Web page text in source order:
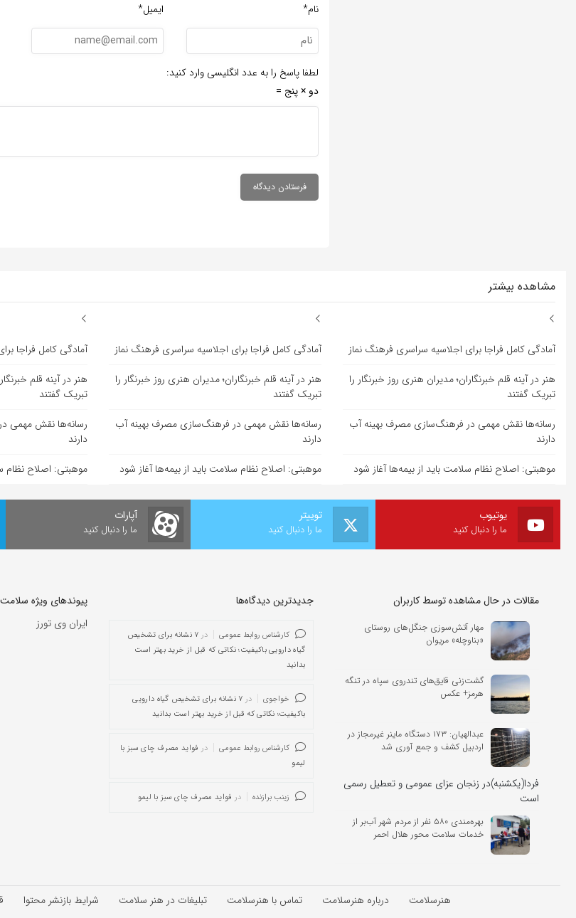
نام* ایمیل*
لطفا پاسخ را به عدد انگلیسی وارد کنید:
دو × پنج =
مشاهده بیشتر
آمادگی کامل فراجا برای اجلاسیه سراسری فرهنگ نماز
هنر در آینه قلم خبرنگاران؛ مدیران هنری روز خبرنگار را
تبریک گفتند
رسانه‌ها نقش مهمی در فرهنگ‌سازی مصرف بهینه آب
دارند
موهبتی: اصلاح نظام سلامت باید از بیمه‌ها آغاز شود
آمادگی کامل فراجا برای اجلاسیه سراسری فرهنگ نماز
هنر در آینه قلم خبرنگاران؛ مدیران هنری روز خبرنگار را
تبریک گفتند
رسانه‌ها نقش مهمی در فرهنگ‌سازی مصرف بهینه آب
دارند
موهبتی: اصلاح نظام سلامت باید از بیمه‌ها آغاز شود
آمادگی کامل فراجا
هنر در آینه قلم
تبریک گفتند
رسانه‌ها نقش مهمی
دارند
موهبتی: اصلاح نظام
آپارات
ما را دنبال کنید
توییتر
ما را دنبال کنید
یوتیوب
ما را دنبال کنید
مقالات در حال مشاهده توسط کاربران
مهار آتش‌سوزی جنگل‌های روستای
«بناوچله» مریوان
گشت‌زنی قایق‌های تندروی سپاه در تنگه
هرمز+ عکس
عبدالهیان: ۱۷۳ دستگاه ماینر غیرمجاز در
اردبیل کشف و جمع آوری شد
فردا(یکشنبه)در زنجان عزای عمومی و تعطیل رسمی
است
بهره‌مندی ۵۸۰ نفر از مردم شهر آب‌بر از
خدمات سلامت محور هلال احمر
جدیدترین دیدگاه‌‌ها
کارشناس روابط عمومی در
۷ نشانه برای تشخیص
گیاه دارویی باکیفیت؛ نکاتی که قبل از خرید بهتر است
بدانید
خواجوی در
۷ نشانه برای تشخیص گیاه دارویی
باکیفیت؛ نکاتی که قبل از خرید بهتر است بدانید
کارشناس روابط عمومی در فواید مصرف چای سبز با
لیمو
زینب برازنده در فواید مصرف چای سبز با لیمو
پیوندهای ویژه سلامت
ایران وی تورز
هنرسلامت درباره هنرسلامت تماس با هنرسلامت تبلیغات در هنر سلامت شرایط بازنشر محتوا